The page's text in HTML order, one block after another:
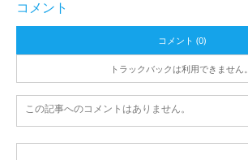
コメント
コメント (0)
トラックバックは利用できません。
この記事へのコメントはありません。